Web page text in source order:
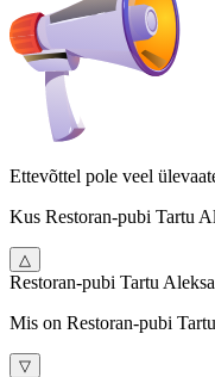
Ettevõttel pole veel
Kus Restoran-pubi Tartu
△
Restoran-pubi Tartu
Mis on Restoran-pubi
▽